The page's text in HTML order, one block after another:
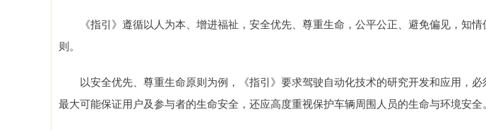
《指引》遵循以人为本、增进福祉，安全优先、尊重生命，公平公正、避免偏见，知情
则。
以安全优先、尊重生命原则为例，《指引》要求驾驶自动化技术的研究开发和应用，必
最大可能保证用户及参与者的生命安全，还应高度重视保护车辆周围人员的生命与环境安全。